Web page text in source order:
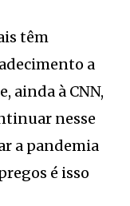
têm
a
ainda à CNN,
nesse
a pandemia
é isso